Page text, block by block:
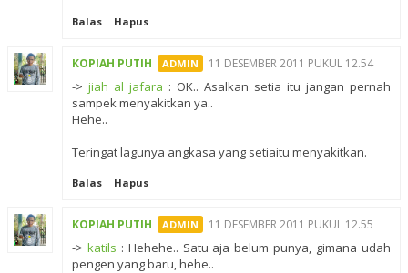
Balas Hapus
KOPIAH PUTIH 11 DESEMBER 2011 PUKUL 12.54
-> jiah al jafara : OK.. Asalkan setia itu jangan pernah
sampek menyakitkan ya..
Hehe..
Teringat lagunya angkasa yang setiaitu menyakitkan.
Balas Hapus
KOPIAH PUTIH 11 DESEMBER 2011 PUKUL 12.55
-> katils : Hehehe.. Satu aja belum punya, gimana udah
pengen yang baru, hehe..